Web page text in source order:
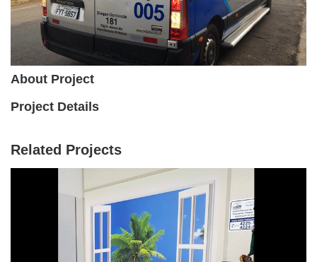
About Project
Project Details
Related Projects